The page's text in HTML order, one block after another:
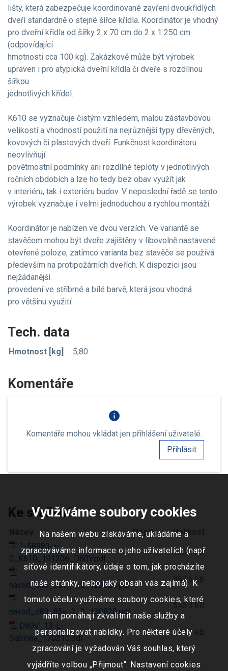
lišty, která zabezpečuje koordinované zavření dvoukřídlých
dveří standardně o stejné šířce křídla. Koordinátor je vhodný
pro dveřní křídla od šířky 2 x 70 cm do 2 x 1 250 cm
(odpovídající
hmotnosti cca 100 kg). Zakázkově může být výrobek
upraven i pro atypická dveřní křídla či dveře s rozdílnou
šířkou
jednotlivých křídel.
K610 se vyznačuje čistým vzhledem, malou zástavbovou
velikostí a vhodností použití na nejrůznější typy dřevěných,
kovových či plastových dveří. Funkčnost koordinátoru
neovlivňují
povětrnostní podmínky ani rozdílné teploty v jednotlivých
ročních obdobích a lze ho tedy bez obav využít jak
v interiéru, tak i exteriéru budov. V neposlední řadě se tento
výrobek vyznačuje i velmi jednoduchou a rychlou montáží.
Koordinátor je nabízen ve dvou verzích. Ve variantě se
stavěčem mohou být dveře zajištěny v libovolně nastavené
otevřené poloze, zatímco varianta bez stavěče se používá
především na protipožárních dveřích. K dispozici jsou
nejžádanější
provedení ve stříbrné a bílé barvě, která jsou vhodná
pro většinu využití.
Tech. data
Hmotnost [kg] 5,80
Komentáře
info
Komentáře mohou vkládat jen přihlášení uživatelé.
Přihlásit
Ke stažení
Název Popis
Velikost
1-58983-x-
0_K610_191206_D80V.pdf
233.5 kB
navod_d83_85v_1_2_120820.pdf
862.5 kB
navod_d83_85v_2_2_120820.pdf
546.3 kB
D80V_13-L-
Sablona_170210.pdf
192.1 kB
Využíváme soubory cookies
Na našem webu získáváme, ukládáme a
zpracováváme informace o jeho uživatelích (např.
síťové identifikátory, údaje o tom, jak procházíte
naše stránky, nebo jaký obsah vás zajímá). K
tomuto účelu využíváme soubory cookies, které
nám pomáhají zkvalitnit naše služby a
personalizovat nabídky. Pro některé účely
zpracování je vyžadován Váš souhlas, který
vyjádříte volbou „Přijmout“. Nastavení cookies